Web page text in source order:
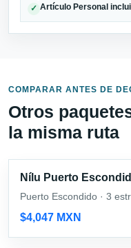
✓ Artículo Personal
COMPARAR ANTES DE
Otros
la misma ruta
Nílu Puerto
Puerto Escondido · 3
$4,047 MXN